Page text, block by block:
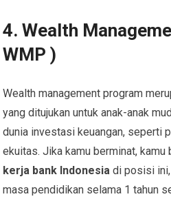
4. Wealth
WMP )
Wealth management program
yang ditujukan untuk anak-anak
dunia investasi keuangan, seperti
ekuitas. Jika kamu berminat, kamu
kerja bank Indonesiadi posisi
masa pendidikan selama 1 tahun